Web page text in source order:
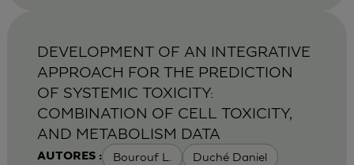
AUTORES : Bourouf L. Duché Daniel
DEVELOPMENT OF AN INTEGRATIVE
APPROACH FOR THE PREDICTION
OF SYSTEMIC TOXICITY:
COMBINATION OF CELL TOXICITY,
AND METABOLISM DATA